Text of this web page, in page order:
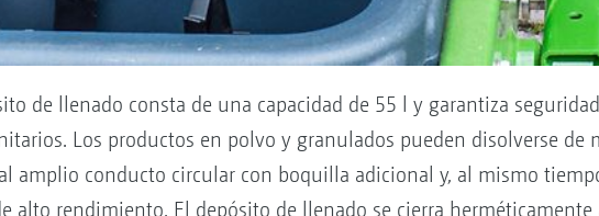
de llenado consta de una capacidad de 55 l y garantiza
Los productos en polvo y granulados pueden disolverse de
al amplio conducto circular con boquilla adicional y, al mismo
alto rendimiento. El depósito de llenado se cierra